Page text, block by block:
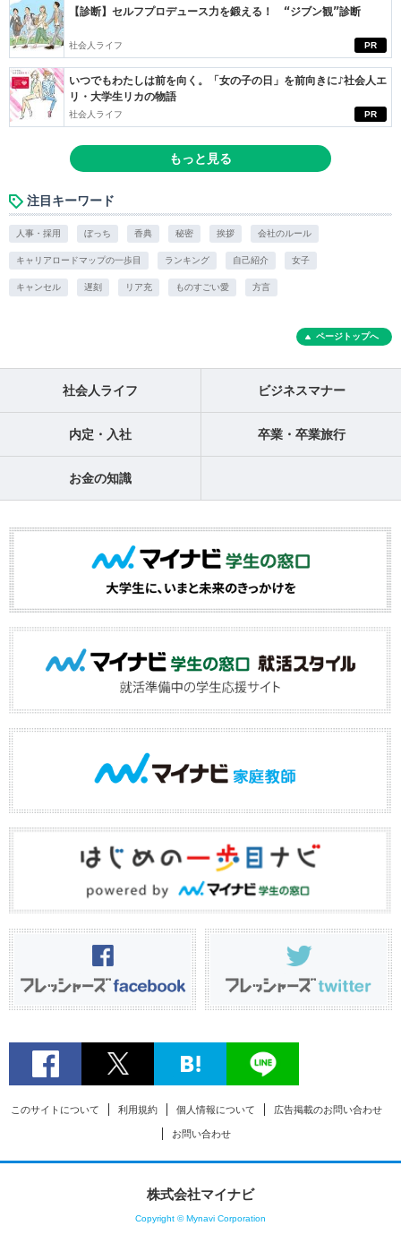
PR
【診断】セルフプロデュース力を鍛える！ “ジブン観”診断
社会人ライフ
PR
いつでもわたしは前を向く。「女の子の日」を前向きに♪社会人エ
リ・大学生リカの物語
社会人ライフ
もっと見る
注目キーワード
人事・採用 ぼっち 香典 秘密 挨拶 会社のルール
キャリアロードマップの一歩目 ランキング 自己紹介 女子
キャンセル 遅刻 リア充 ものすごい愛 方言
ページトップへ
社会人ライフ ビジネスマナー
内定・入社 卒業・卒業旅行
お金の知識
このサイトについて 利用規約 個人情報について 広告掲載のお問い合わせ
お問い合わせ
株式会社マイナビ
Copyright © Mynavi Corporation